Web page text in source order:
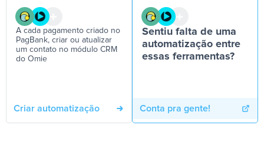
A cada pagamento criado no
PagBank, criar ou atualizar
um contato no módulo CRM
do Omie
Criar automatização
Sentiu falta de uma
automatização entre
essas ferramentas?
Conta pra gente!